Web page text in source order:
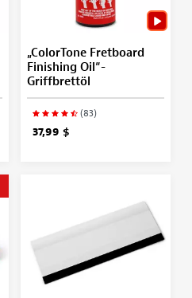
„ColorTone Fretboard
Finishing Oil“-
Griffbrettöl
(83)
37,99 $